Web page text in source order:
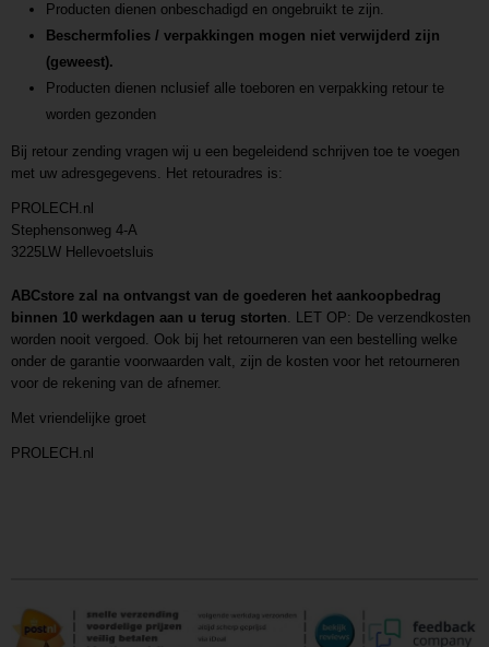
Producten dienen onbeschadigd en ongebruikt te zijn.
Beschermfolies / verpakkingen mogen niet verwijderd zijn
(geweest).
Producten dienen nclusief alle toeboren en verpakking retour te
worden gezonden
Bij retour zending vragen wij u een begeleidend schrijven toe te voegen
met uw adresgegevens. Het retouradres is:
PROLECH.nl
Stephensonweg 4-A
3225LW Hellevoetsluis
ABCstore zal na ontvangst van de goederen het aankoopbedrag
binnen 10 werkdagen aan u terug storten. LET OP: De verzendkosten
worden nooit vergoed. Ook bij het retourneren van een bestelling welke
onder de garantie voorwaarden valt, zijn de kosten voor het retourneren
voor de rekening van de afnemer.
Met vriendelijke groet
PROLECH.nl